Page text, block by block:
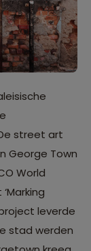
street art
George Town
World
leverde
stad werden